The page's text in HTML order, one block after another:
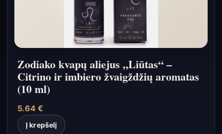
Zodiako kvapų aliejus „Liūtas“ –
Citrino ir imbiero žvaigždžių aromatas
(10 ml)
5.64 €
Į krepšelį